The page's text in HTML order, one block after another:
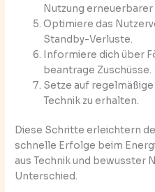
Nutzung erneuerbarer
Optimiere das
Standby-Verluste.
Informiere dich über
beantrage Zuschüsse.
Setze auf
Technik zu erhalten.
Diese Schritte erleichtern
schnelle Erfolge beim
aus Technik und bewusster
Unterschied.